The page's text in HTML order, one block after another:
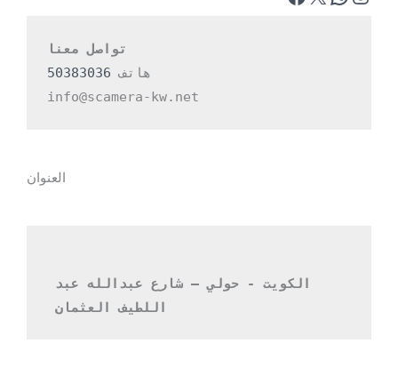
تواصل معنا
هاتف 50383036
info@scamera-kw.net
العنوان
اللطيف العثمان